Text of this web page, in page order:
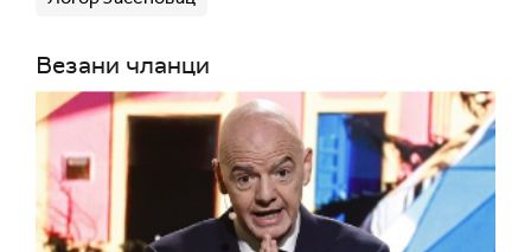
Везани чланци